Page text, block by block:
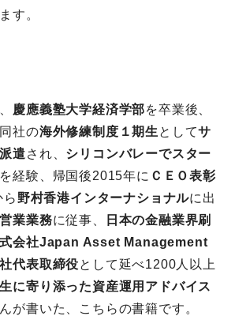
す。
慶應義塾大学経済学部を卒業後、
社の海外修練制度１期生 としてサ
遣され、 シリコンバレーでスター
を経験、帰国後2015年に ＣＥＯ表彰
野村香港インターナショナルに出
業業務に従事、
日本の金融業界刷
会社Japan Asset Management
代表取締役として延べ1200人以上
に寄り添った資産運用アドバイス
が書いた、こちらの書籍です。